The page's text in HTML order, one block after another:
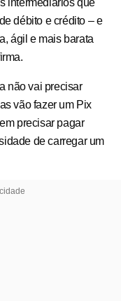
intermediários que
débito e crédito – e
ágil e mais barata
não vai precisar
vão fazer um Pix
precisar pagar
de carregar um